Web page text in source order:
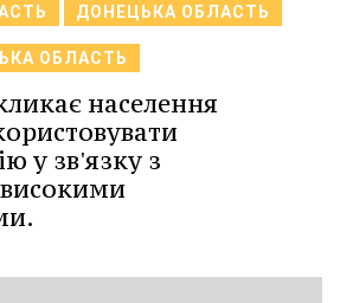
ДОНЕЦЬКА ОБЛАСТЬ
ОБЛАСТЬ
населення
у зв'язку з